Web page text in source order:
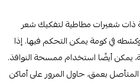
شعيرات مطاطية لتفكيك شعر
في كومة يمكن التحكم فيها. إذا
يمكن أيضًا استخدام ممسحة النوافذ.
بعمق، حاول المرور على أماكن